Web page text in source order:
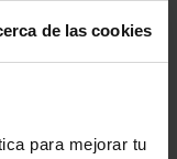
de las cookies
para mejorar tu